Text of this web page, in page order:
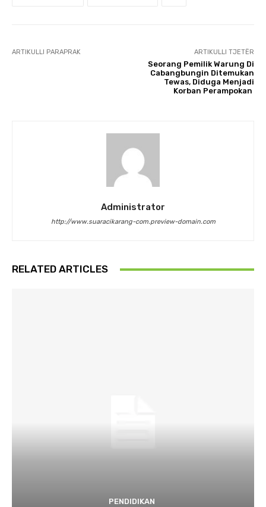
ARTIKULLI PARAPRAK ARTIKULLI TJETËR
Seorang Pemilik Warung Di
Cabangbungin Ditemukan
Tewas, Diduga Menjadi
Korban Perampokan
Administrator
http://www.suaracikarang-com.preview-domain.com
RELATED ARTICLES
PENDIDIKAN